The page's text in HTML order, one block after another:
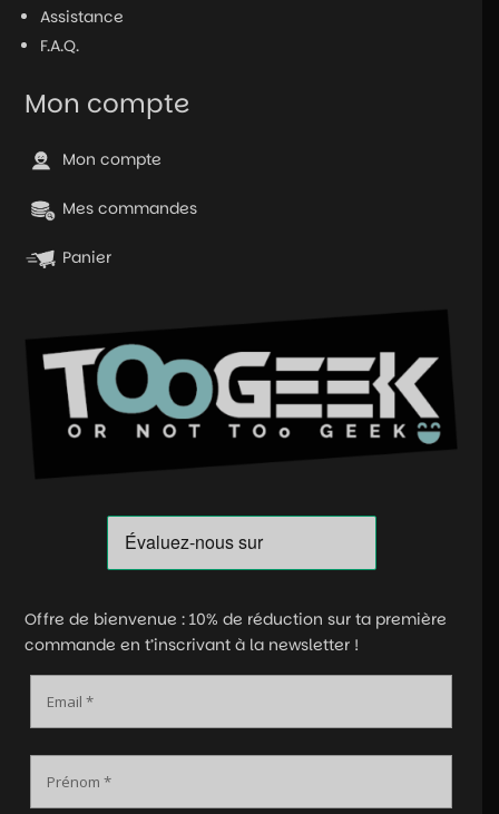
Assistance
F.A.Q.
Mon compte
Mon compte
Mes commandes
Panier
Offre de bienvenue : 10% de réduction sur ta première
commande en t’inscrivant à la newsletter !